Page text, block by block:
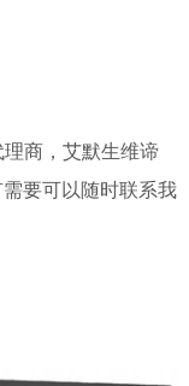
商，艾默生维谛
要可以随时联系我